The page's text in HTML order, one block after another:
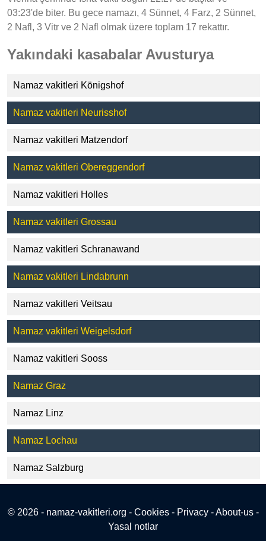
03:23'de biter. Bu gece namazı, 4 Sünnet, 4 Farz, 2 Sünnet,
2 Nafl, 3 Vitr ve 2 Nafl olmak üzere toplam 17 rekattır.
Yakındaki kasabalar Avusturya
Namaz vakitleri Königshof
Namaz vakitleri Neurisshof
Namaz vakitleri Matzendorf
Namaz vakitleri Obereggendorf
Namaz vakitleri Holles
Namaz vakitleri Grossau
Namaz vakitleri Schranawand
Namaz vakitleri Lindabrunn
Namaz vakitleri Veitsau
Namaz vakitleri Weigelsdorf
Namaz vakitleri Sooss
Namaz Graz
Namaz Linz
Namaz Lochau
Namaz Salzburg
© 2026 - namaz-vakitleri.org - Cookies- Privacy-About-us-
Yasal notlar